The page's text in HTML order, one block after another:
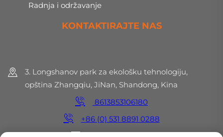
Radnja i održavanje
KONTAKTIRAJTE NAS
3. Longshanov park za ekološku tehnologiju,
opština Zhangqiu, JiNan, Shandong, Kina
8613853106180
+86 (0) 531 8891 0288
[email protected]